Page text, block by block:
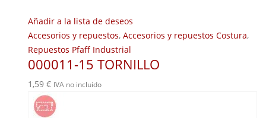
Añadir a la lista de deseos
Accesorios y repuestos, Accesorios y repuestos Costura,
Repuestos Pfaff Industrial
000011-15 TORNILLO
1,59 € IVA no incluido